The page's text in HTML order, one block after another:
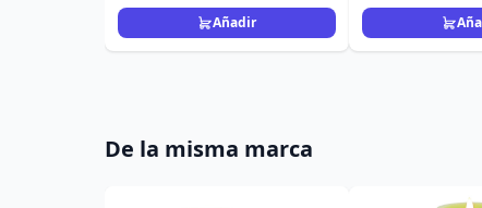
Añadir
De la misma marca